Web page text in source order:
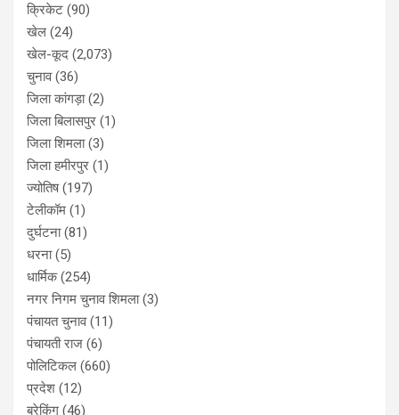
क्रिकेट (90)
खेल (24)
खेल-कूद (2,073)
चुनाव(36)
जिला कांगड़ा(2)
जिला बिलासपुर (1)
जिला शिमला(3)
जिला हमीरपुर (1)
ज्योतिष(197)
टेलीकॉम (1)
दुर्घटना(81)
धरना(5)
धार्मिक(254)
नगर निगम चुनाव शिमला(3)
पंचायत चुनाव(11)
पंचायती राज (6)
पोलिटिकल (660)
प्रदेश (12)
ब्रेकिंग (46)